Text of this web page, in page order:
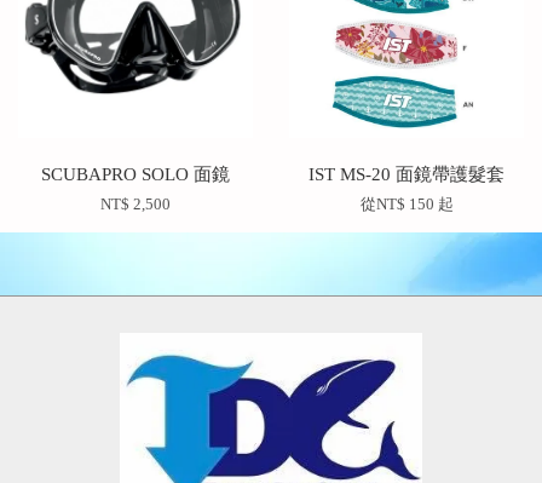
SCUBAPRO SOLO 面鏡
NT$ 2,500
IST MS-20 面鏡帶護髮套
從NT$ 150 起